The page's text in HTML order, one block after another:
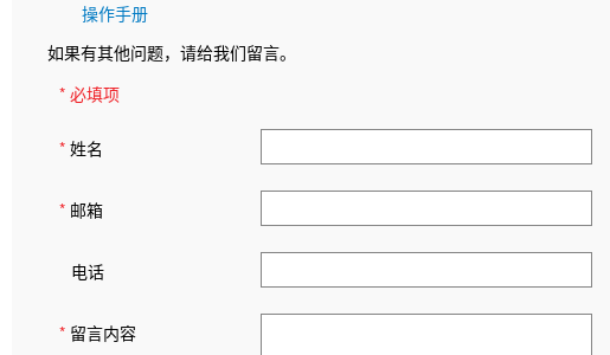
操作手册
如果有其他问题，请给我们留言。
* 必填项
* 姓名
* 邮箱
电话
* 留言内容